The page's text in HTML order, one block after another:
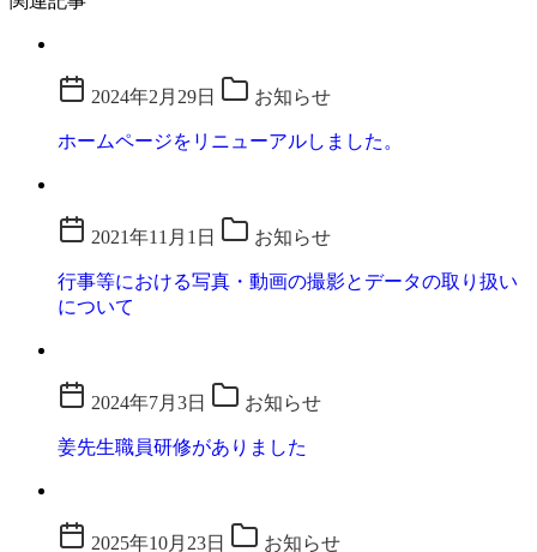
2024年2月29日 お知らせ
ホームページをリニューアルしました。
2021年11月1日 お知らせ
行事等における写真・動画の撮影とデータの取り扱い
について
2024年7月3日 お知らせ
姜先生職員研修がありました
2025年10月23日 お知らせ